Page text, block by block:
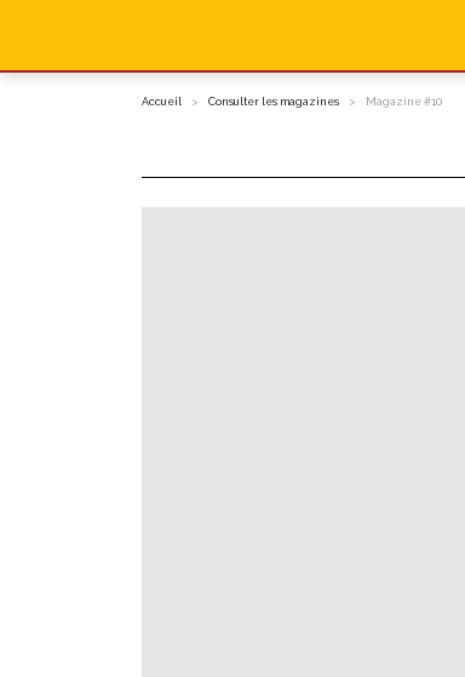
Accueil Consulter les magazines Magazine #10